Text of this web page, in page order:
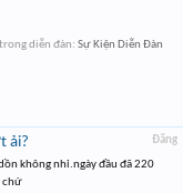
trong diễn đàn: Sự Kiện Diễn Đàn
Đăng
ải?
không nhỉ.ngày đầu đã 220
chứ